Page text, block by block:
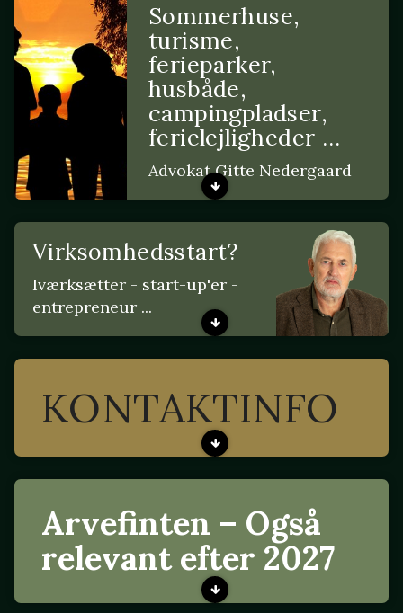
Sommerhuse,
turisme,
ferieparker,
husbåde,
campingpladser,
ferielejligheder …
Advokat Gitte Nedergaard
Virksomhedsstart?
Iværksætter - start-up'er -
entrepreneur ...
KONTAKTINFO
Arvefinten – Også
relevant efter 2027